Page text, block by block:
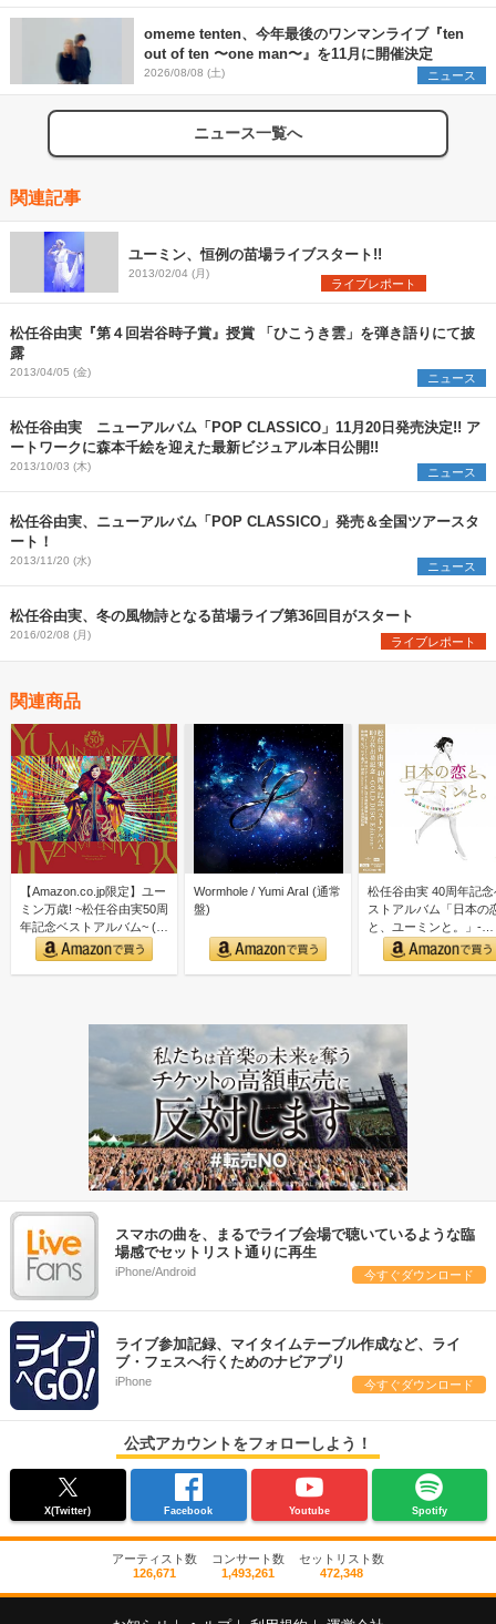
omeme tenten、今年最後のワンマンライブ『ten
out of ten 〜one man〜』を11月に開催決定
2026/08/08 (土) ニュース
ニュース一覧へ
関連記事
ユーミン、恒例の苗場ライブスタート!!
2013/02/04 (月)
ライブレポート
松任谷由実『第４回岩谷時子賞』授賞 「ひこうき雲」を弾き語りにて披
露
2013/04/05 (金) ニュース
松任谷由実 ニューアルバム「POP CLASSICO」11月20日発売決定!! ア
ートワークに森本千絵を迎えた最新ビジュアル本日公開!!
2013/10/03 (木) ニュース
松任谷由実、ニューアルバム「POP CLASSICO」発売＆全国ツアースタ
ート！
2013/11/20 (水) ニュース
松任谷由実、冬の風物詩となる苗場ライブ第36回目がスタート
2016/02/08 (月) ライブレポート
関連商品
【Amazon.co.jp限定】ユー
ミン万歳! ~松任谷由実50周
年記念ベストアルバム~ (初
回限…
Wormhole / Yumi AraI (通常
盤)
松任谷由実 40周年記念
ストアルバム「日本の
と、ユーミンと。」-
GOLD DISC Editi…
スマホの曲を、まるでライブ会場で聴いているような臨
場感でセットリスト通りに再生
iPhone/Android 今すぐダウンロード
ライブ参加記録、マイタイムテーブル作成など、ライ
ブ・フェスへ行くためのナビアプリ
iPhone 今すぐダウンロード
公式アカウントをフォローしよう！
X(Twitter) Facebook Youtube Spotify
アーティスト数
126,671
コンサート数
1,493,261
セットリスト数
472,348